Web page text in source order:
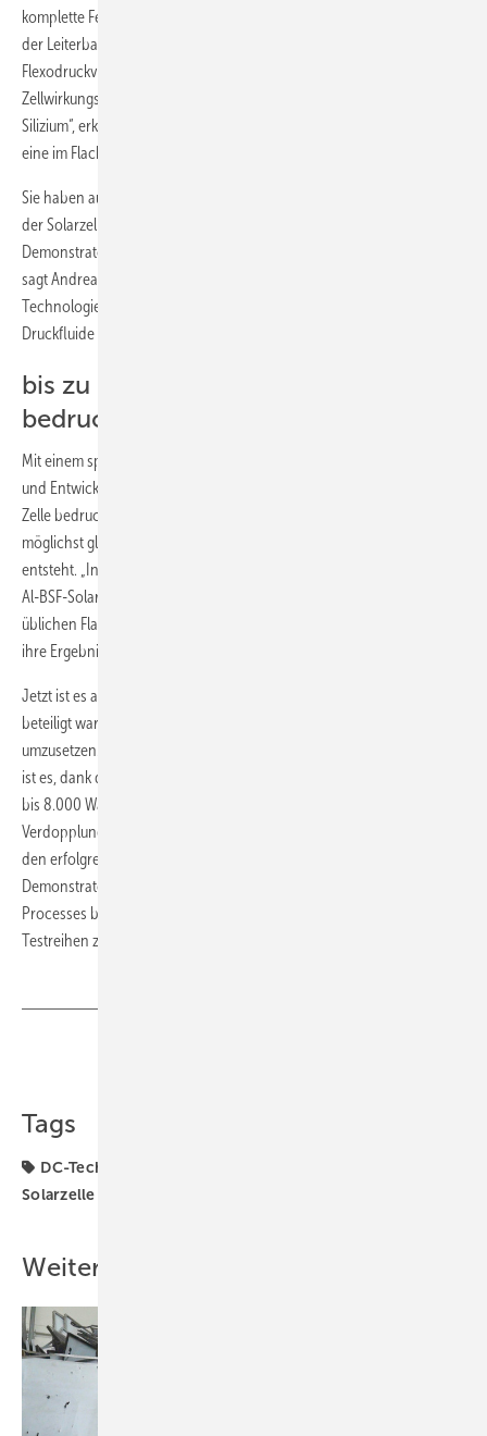
komplette Feinlinienstruktur ohne irgendwelche Unterbrechungen
der Leiterbahnen aufdrucken. „Die Solarzellen, die wir im
Flexodruckverfahren metallisiert haben, erzielen einen
Zellwirkungsgrad von bis zu 19,4 Prozent auf monokristallinem
Silizium“, erklärt Andreas Lorenz vom Fraunhofer ISE. Das ist besser als
eine im Flachbettsiebdruckverfahren metallisierte Referenzzelle.
Sie haben auch gezeigt, dass eine anschließende Drahtverschaltung
der Solarzellen möglich ist. „Wir konnten zudem ein funktionierendes
Demonstratormodul mit Smart-Wire-Drahtverschaltung herstellen“,
sagt Andreas Lorenz. „Wir sehen ein großes Potential dieser
Technologie, welches durch eine konsequente Optimierung der
Druckfluide und des Druckprozesses realisiert werden kann.“
bis zu 8.000 Wafer pro Stunde
bedrucken
Mit einem speziellen Rotationsdruckverfahren konnten die Forscher
und Entwickler auch eine auf der Rückseite vollflächig metallisierte
Zelle bedrucken. Da kommt es vor allem darauf an, das Metall
möglichst gleichmäßig aufzudrucken, so dass eine homogene Schicht
entsteht. „In Bezug auf Schichtdicke und Homogenität erzielten diese
Al-BSF-Solarzellen eine vergleichbare Qualität zu Zellen, die im heute
üblichen Flachbettsiebdruck gefertigt wurden“, fassen die Forscher
ihre Ergebnisse zusammen.
Jetzt ist es an den Partnern aus dem Maschinenbau, die am Projekt
beteiligt waren, diese Entwicklung auch in die Massenfertigung
umzusetzen. Sie betreten damit maschinenbauerisches Neuland. Ziel
ist es, dank des Rotationsdruckverfahrens einen Durchsatz von 6.000
bis 8.000 Wafern pro Stunde zu erreichen. Dies wäre eine
Verdopplung im Vergleich zu aktuellen Herstellungsverfahren. „Nach
den erfolgreichen Vorversuchen wird die Fertigung eines
Demonstrators weiter forciert“, sagt Friedhelm Hage, Manager Solar
Processes bei Asys. „Anfang nächsten Jahres soll dieser für erste
Testreihen zur Verfügung stehen“, stellt er in Aussicht. (su)
Tags
DC-Technik
Solarzelle
Weitere Inhalte